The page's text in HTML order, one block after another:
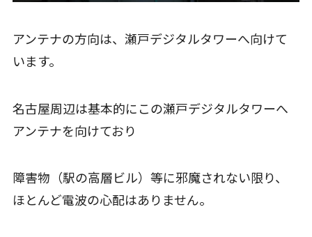
アンテナの方向は、瀬戸デジタルタワーへ向けて
います。
名古屋周辺は基本的にこの瀬戸デジタルタワーへ
アンテナを向けており
障害物（駅の高層ビル）等に邪魔されない限り、
ほとんど電波の心配はありません。